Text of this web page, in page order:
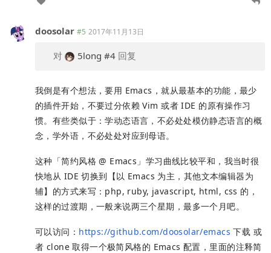
doosolar #5 2017年11月13日
对 5long #4 回复
我倒是有个想法，要用 Emacs，就从最基本的功能，最少
的插件开始，不要过分依赖 Vim 或者 IDE 的原有操作习
惯。有些类似于：学动态语言，不必处处模仿静态语言的概
念，学外语，不必处处对应到母语。
这种「简约风格 @ Emacs」学习曲线比较平和，我当时很
快地从 IDE 切换到【以 Emacs 为主，其他文本编辑器为
辅】的方式来写：php, ruby, javascript, html, css 的，
这样的过渡期，一般来说两三个星期，最多一个月吧。
可以访问： https://github.com/doosolar/emacs 下载 或
者 clone 取得一个极简风格的 Emacs 配置，里面的注释简